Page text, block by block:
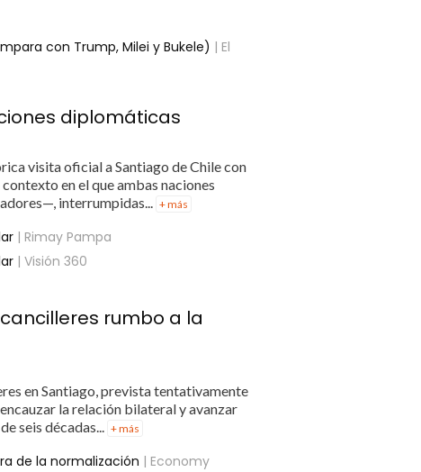
con Trump, Milei y Bukele) | El
diplomáticas
visita oficial a Santiago de Chile con
en el que ambas naciones
interrumpidas... + más
| Rimay Pampa
| Visión 360
rumbo a la
en Santiago, prevista tentativamente
la relación bilateral y avanzar
seis décadas... + más
de la normalización | Economy